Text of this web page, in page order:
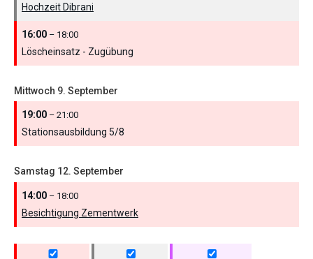
Hochzeit Dibrani
16:00 – 18:00
Löscheinsatz - Zugübung
Mittwoch 9. September
19:00 – 21:00
Stationsausbildung 5/8
Samstag 12. September
14:00 – 18:00
Besichtigung Zementwerk